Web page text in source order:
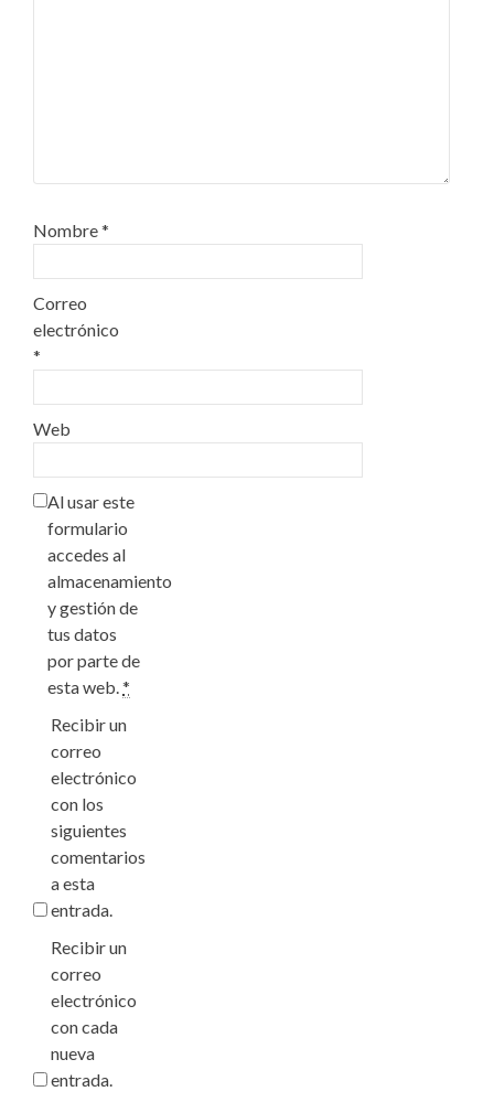
Nombre*
Correo
electrónico
*
Web
Al usar este
formulario
accedes al
almacenamiento
y gestión de
tus datos
por parte de
esta web.*
Recibir un
correo
electrónico
con los
siguientes
comentarios
a esta
entrada.
Recibir un
correo
electrónico
con cada
nueva
entrada.